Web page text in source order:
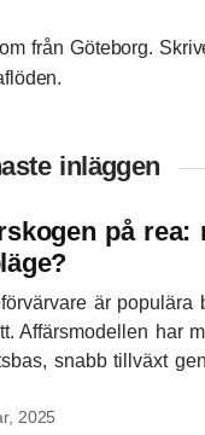
från Göteborg.
inläggen
på rea:
är populära
Affärsmodellen har
snabb tillväxt
2025